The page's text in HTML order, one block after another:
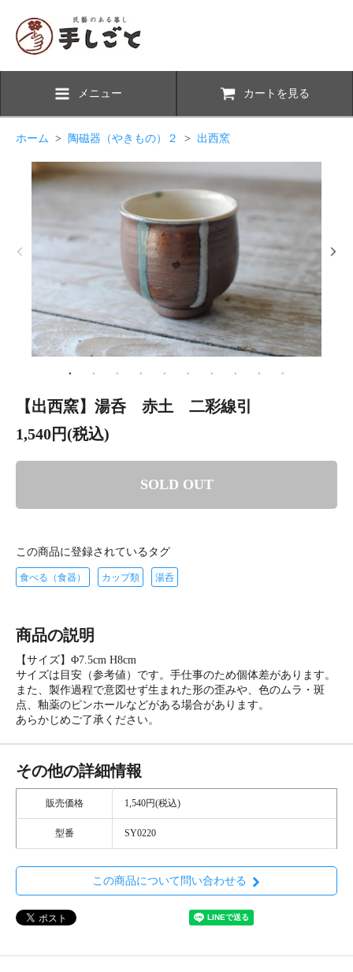
メニュー カートを見る
ホーム > 陶磁器（やきもの）２ > 出西窯
【出西窯】湯呑 赤土 二彩線引
1,540円(税込)
SOLD OUT
この商品に登録されているタグ
食べる（食器） カップ類 湯呑
商品の説明
【サイズ】Φ7.5cm H8cm
サイズは目安（参考値）です。手仕事のため個体差があります。
また、製作過程で意図せず生まれた形の歪みや、色のムラ・斑
点、釉薬のピンホールなどがある場合があります。
あらかじめご了承ください。
その他の詳細情報
販売価格 1,540円(税込)
型番 SY0220
この商品について問い合わせる